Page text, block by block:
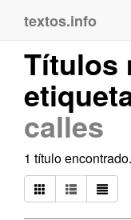
textos.info
Títulos
calles
1 título encontrado.